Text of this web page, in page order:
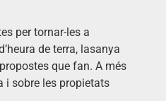
per tornar-les a
de terra, lasanya
que fan. A més
i sobre les propietats